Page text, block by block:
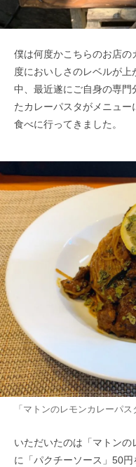
僕は何度かこちらのお店の
度においしさのレベルが
中、最近遂にご自身の専
たカレーパスタがメニュ
食べに行ってきました。
「マトンのレモンカレーパス
いただいたのは「マトン
に「パクチーソース」50